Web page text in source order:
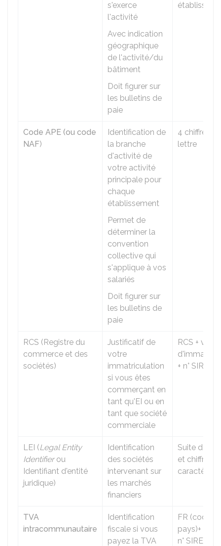
s'exerce
l'activité
Avec indication
géographique
de l'activité/du
bâtiment
Doit figurer sur
les bulletins de
paie
Code APE (ou code
NAF)
Identification de
la branche
d'activité de
votre activité
principale pour
chaque
établissement
Permet de
déterminer la
convention
collective qui
s'applique à vos
salariés
Doit figurer sur
les bulletins de
paie
4 chiffres + 1
lettre
RCS (Registre du
commerce et des
sociétés)
Justificatif de
votre
immatriculation
si vous êtes
commerçant en
tant qu'EI ou en
tant que société
commerciale
RCS + ville
+ n° SIREN
LEI (Legal Entity
Identifierou
Identifiant d'entité
juridique)
Identification
des sociétés
intervenant sur
les marchés
financiers
Suite de
et chiffres à
caractères
TVA
intracommunautaire
Identification
fiscale si vous
payez la TVA
FR (code
pays)+ 2
n° SIREN